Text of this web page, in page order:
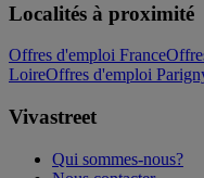
Localités à proximité
Offres d'emploi France
LoireOffres d'emploi
Vivastreet
Qui sommes-nous?